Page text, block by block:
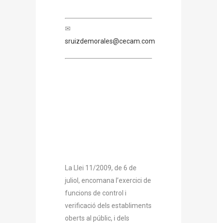
✉
sruizdemorales@cecam.com
La Llei 11/2009, de 6 de
juliol, encomana l’exercici de
funcions de control i
verificació dels establiments
oberts al públic, i dels